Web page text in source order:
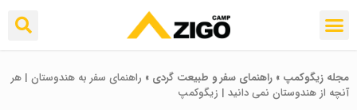
مجله زیگوکمپ » راهنمای سفر و طبیعت گردی » راهنمای سفر به هندوستان | هر
آنچه از هندوستان نمی دانید | زیگوکمپ